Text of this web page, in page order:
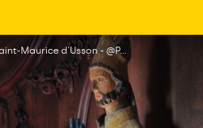
Mobilier, Eglise Saint-Maurice d'Usson - @PAH-Norbert-Dutranoy